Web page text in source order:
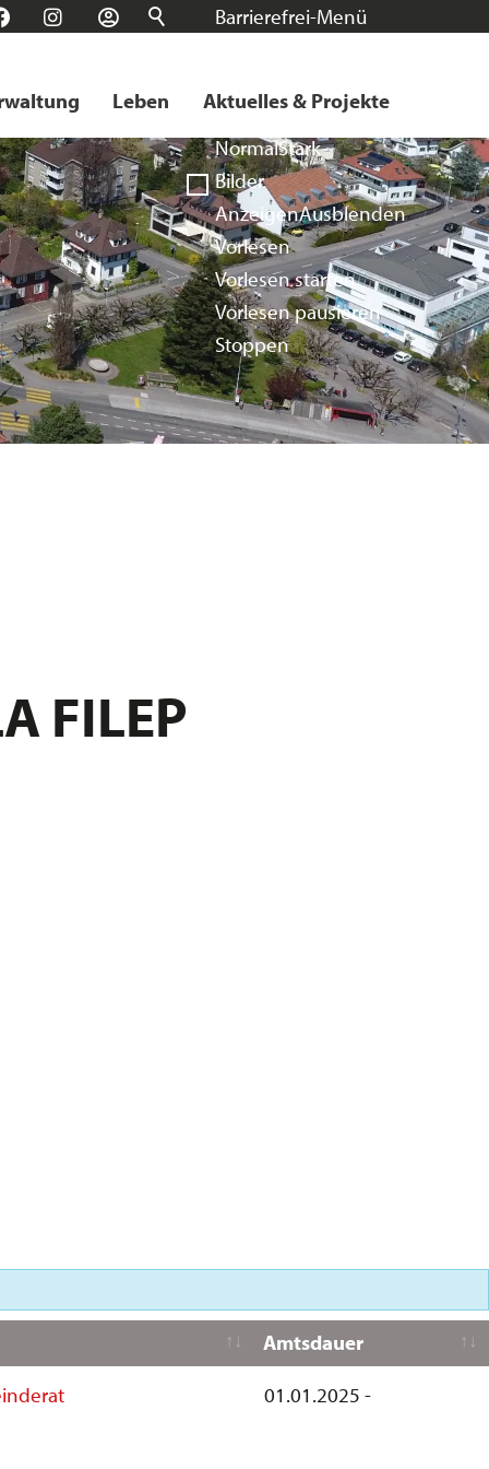
Barrierefrei-Menü
Kontrast
NormalStark
Bilder
AnzeigenAusblenden
Vorlesen
Vorlesen starten
Vorlesen pausieren
Stoppen
FacebookInstagram
Login
Leben Aktuelles & Projekte
FILEP
Amtsdauer
01.01.2025 -